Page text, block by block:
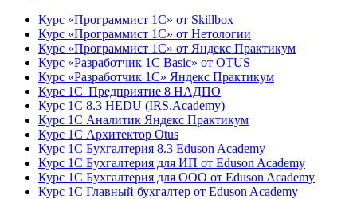
Курс «Программист 1С» от Skillbox
Курс «Программист 1С» от Нетологии
Курс «Программист 1С» от Яндекс Практикум
Курс «Разработчик 1С Basic» от OTUS
Курс «Разработчик 1С» Яндекс Практикум
Курс 1С Предприятие 8 НАДПО
Курс 1С 8.3 HEDU (IRS.Academy)
Курс 1С Аналитик Яндекс Практикум
Курс 1С Архитектор Otus
Курс 1С Бухгалтерия 8.3 Eduson Academy
Курс 1С Бухгалтерия для ИП от Eduson Academy
Курс 1С Бухгалтерия для ООО от Eduson Academy
Курс 1С Главный бухгалтер от Eduson Academy